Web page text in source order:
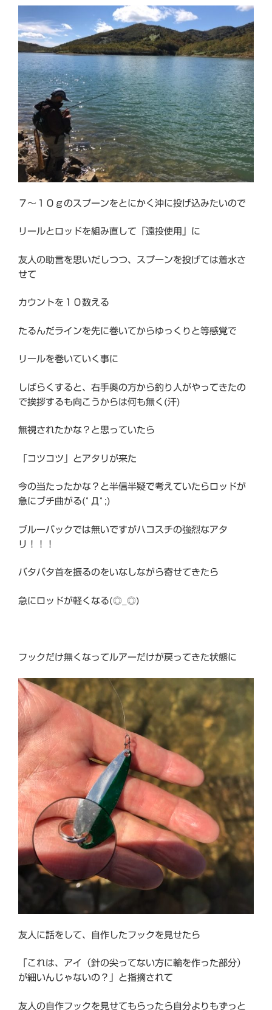
７～１０ｇのスプーンをとにかく沖に投げ込みたいので
リールとロッドを組み直して「遠投使用」に
友人の助言を思いだしつつ、スプーンを投げては着水さ
せて
カウントを１０数える
たるんだラインを先に巻いてからゆっくりと等感覚で
リールを巻いていく事に
しばらくすると、右手奥の方から釣り人がやってきたの
で挨拶するも向こうからは何も無く(汗)
無視されたかな？と思っていたら
「コツコツ」とアタリが来た
今の当たったかな？と半信半疑で考えていたらロッドが
急にブチ曲がる(ﾟДﾟ;)
ブルーバックでは無いですがハコスチの強烈なアタ
リ！！！
バタバタ首を振るのをいなしながら寄せてきたら
急にロッドが軽くなる(◎_◎)
フックだけ無くなってルアーだけが戻ってきた状態に
友人に話をして、自作したフックを見せたら
「これは、アイ（針の尖ってない方に輪を作った部分）
が細いんじゃないの？」と指摘されて
友人の自作フックを見せてもらったら自分よりもずっと